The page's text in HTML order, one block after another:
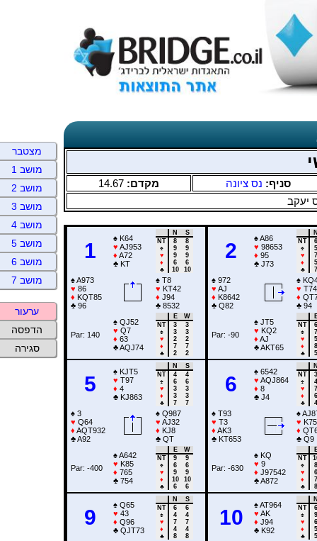
סניף: נס ציונה מקדם: 14.67
יעקב
1
♠ K64
♥ AJ953
♦ A72
♣ KT
N
S
NT
8
8
♠
9
9
♥
9
9
♦
6
6
♣
10 10
♠A973
♥ 86
♦ KQT85
♣ 96
♠ T8
♥ KT42
♦ J94
♣ 8532
Par: 140
♠ QJ52
♥ Q7
♦ 63
♣AQJ74
E
W
NT
3
3
♠
3
3
♥
2
2
♦
7
7
♣
2 2
2
♠A86
♥ 98653
♦ 95
♣ J73
NT
6
♠
5
♥
7
♦
5
♣
7
♠ 972
♥ AJ
♦ K8642
♣ Q82
♠
♥ T74
♦
♣ 94
Par: -90
♠ JT5
♥ KQ2
♦ AJ
♣AKT65
NT
6
♠
7
♥
5
♦
8
♣
5
5
♠ KJT5
♥ T97
♦ 4
♣ KJ863
N
S
NT
4
4
♠
6
6
♥
3
3
♦
3
3
♣
7 7
♠ 3
♥ Q64
♦ AQT932
♣A92
♠ Q987
♥ AJ32
♦ KJ8
♣ QT
Par: -400
♠A642
♥ K85
♦ 765
♣ 754
E
W
NT
9
9
♠
6
6
♥
9
9
♦
10
10
♣
6 6
6
♠ 6542
♥ AQJ864
♦ 8
♣ J4
NT
3
♠
4
♥
7
♦
6
♣
4
♠ T93
♥ T3
♦ AK3
♣ KT653
♠
♥
♦
♣ Q9
Par: -630
♠ KQ
♥ 9
♦ J97542
♣A872
NT
♠
8
♥
6
♦
7
♣
8
9
♠ Q65
♥ 43
♦ Q96
♣ QJT73
N
S
NT
6
6
♠
4
4
♥
7
7
♦
4
4
♣
8 8
10
♠AT964
♥ AK
♦ J94
♣ K92
NT
6
♠
9
♥
6
♦
5
♣
5
מצטבר
מושב 1
מושב 2
מושב 3
מושב 4
מושב 5
מושב 6
מושב 7
ערעור
הדפסה
סגירה